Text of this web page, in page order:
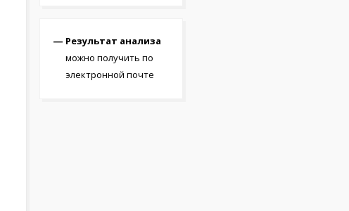
Результат анализа
можно получить по
электронной почте